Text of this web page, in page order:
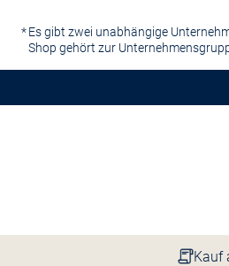
Es gibt zwei unabhängige
Shop gehört zur
Kauf